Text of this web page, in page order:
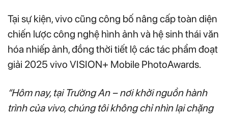
Tại sự kiện, vivo cũng công bố nâng cấp toàn diện
chiến lược công nghệ hình ảnh và hệ sinh thái văn
hóa nhiếp ảnh, đồng thời tiết lộ các tác phẩm đoạt
giải 2025 vivo VISION+ Mobile PhotoAwards.
“Hôm nay, tại Trường An – nơi khởi nguồn hành
trình của vivo, chúng tôi không chỉ nhìn lại chặng